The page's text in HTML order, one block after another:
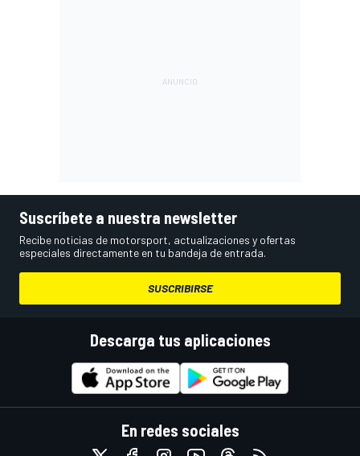
Suscríbete a nuestra newsletter
Recibe noticias de motorsport, actualizaciones y ofertas
especiales directamente en tu bandeja de entrada.
SUSCRIBIRSE
Descarga tus aplicaciones
En redes sociales